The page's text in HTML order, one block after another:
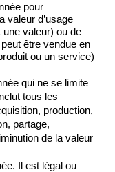
pour
valeur d’usage
une valeur) ou de
être vendue en
ou un service)
qui ne se limite
tous les
production,
partage,
de la valeur
Il est légal ou